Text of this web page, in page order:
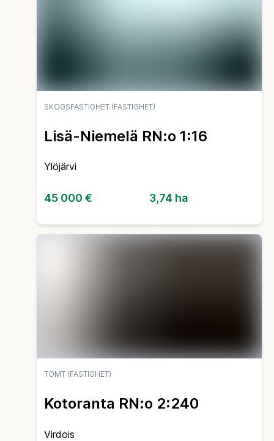
SKOGSFASTIGHET (FASTIGHET)
Lisä-Niemelä RN:o 1:16
Ylöjärvi
45 000 € 3,74 ha
TOMT (FASTIGHET)
Kotoranta RN:o 2:240
Virdois